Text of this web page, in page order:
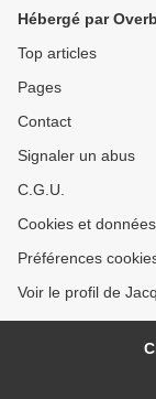
Hébergé par
Top articles
Pages
Contact
Signaler un abus
C.G.U.
Cookies et
Préférences
Voir le profil de